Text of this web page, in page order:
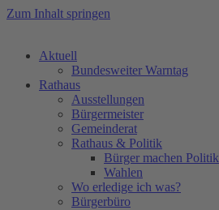
Zum Inhalt springen
Aktuell
Bundesweiter Warntag
Rathaus
Ausstellungen
Bürgermeister
Gemeinderat
Rathaus & Politik
Bürger machen Politik
Wahlen
Wo erledige ich was?
Bürgerbüro